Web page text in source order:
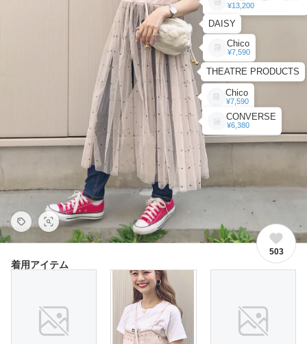
¥13,200
DAISY
Chico
¥7,590
THEATRE PRODUCTS
Chico
¥7,590
CONVERSE
¥6,380
503
着用アイテム